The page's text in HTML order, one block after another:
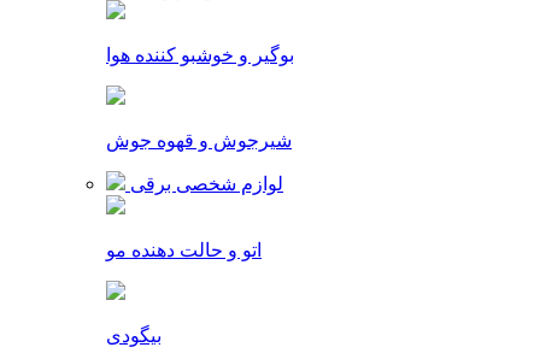
بوگیر و خوشبو کننده هوا
شیرجوش و قهوه جوش
لوازم شخصی برقی
اتو و حالت دهنده مو
بیگودی